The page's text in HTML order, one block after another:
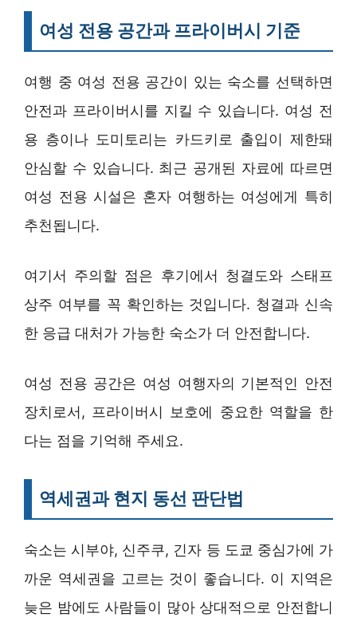
여성 전용 공간과 프라이버시 기준
여행 중 여성 전용 공간이 있는 숙소를 선택하면
안전과 프라이버시를 지킬 수 있습니다. 여성 전
용 층이나 도미토리는 카드키로 출입이 제한돼
안심할 수 있습니다. 최근 공개된 자료에 따르면
여성 전용 시설은 혼자 여행하는 여성에게 특히
추천됩니다.
여기서 주의할 점은 후기에서 청결도와 스태프
상주 여부를 꼭 확인하는 것입니다. 청결과 신속
한 응급 대처가 가능한 숙소가 더 안전합니다.
여성 전용 공간은 여성 여행자의 기본적인 안전
장치로서, 프라이버시 보호에 중요한 역할을 한
다는 점을 기억해 주세요.
역세권과 현지 동선 판단법
숙소는 시부야, 신주쿠, 긴자 등 도쿄 중심가에 가
까운 역세권을 고르는 것이 좋습니다. 이 지역은
늦은 밤에도 사람들이 많아 상대적으로 안전합니